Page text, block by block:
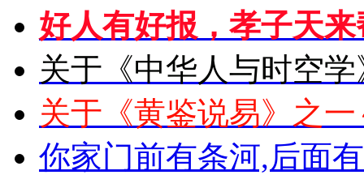
好人有好报，孝子天来
关于《中华人与时空
关于《黄鉴说易》之
你家门前有条河,后面